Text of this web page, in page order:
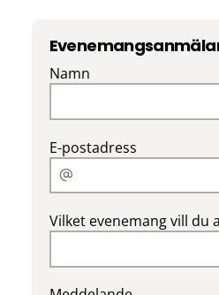
Namn
E-postadress
Vilket evenemang vill du